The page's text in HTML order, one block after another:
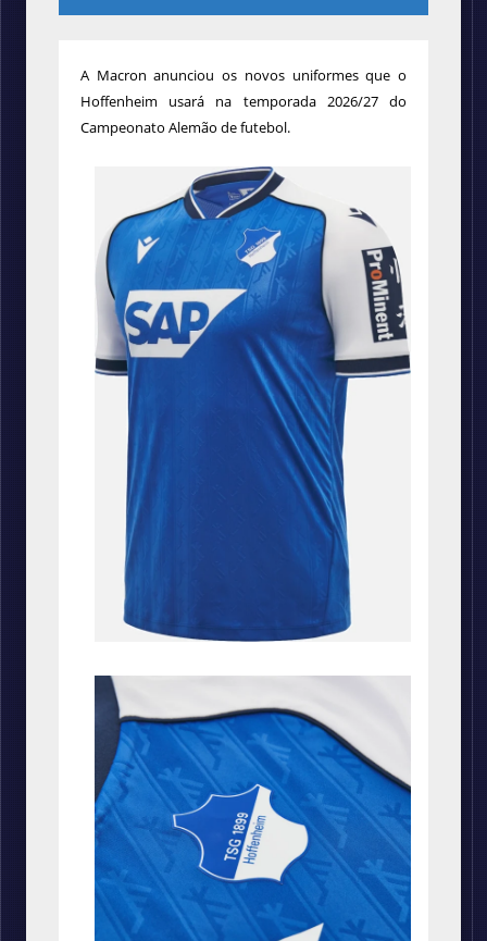
A Macron anunciou os novos uniformes que o
Hoffenheim usará na temporada 2026/27 do
Campeonato Alemão de futebol.